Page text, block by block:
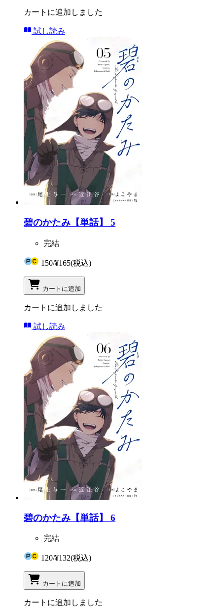
カートに追加しました
試し読み
碧のかたみ【単話】 5
完結
150/¥165(税込)
カートに追加
カートに追加しました
試し読み
碧のかたみ【単話】 6
完結
120/¥132(税込)
カートに追加
カートに追加しました